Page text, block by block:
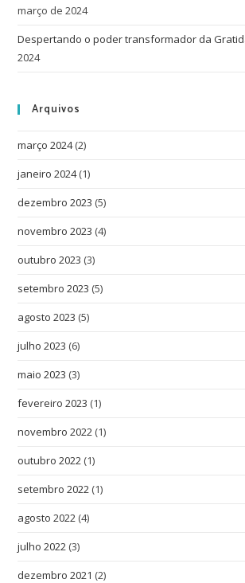
março de 2024
Despertando o poder transformador da
2024
Arquivos
março 2024(2)
janeiro 2024(1)
dezembro 2023 (5)
novembro 2023 (4)
outubro 2023 (3)
setembro 2023 (5)
agosto 2023 (5)
julho 2023 (6)
maio 2023 (3)
fevereiro 2023 (1)
novembro 2022 (1)
outubro 2022 (1)
setembro 2022 (1)
agosto 2022 (4)
julho 2022 (3)
dezembro 2021 (2)